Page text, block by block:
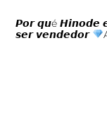
𝙋𝙤𝙧 𝙦𝙪é 𝙃𝙞𝙣𝙤𝙙𝙚
𝙨𝙚𝙧 𝙫𝙚𝙣𝙙𝙚𝙙𝙤𝙧